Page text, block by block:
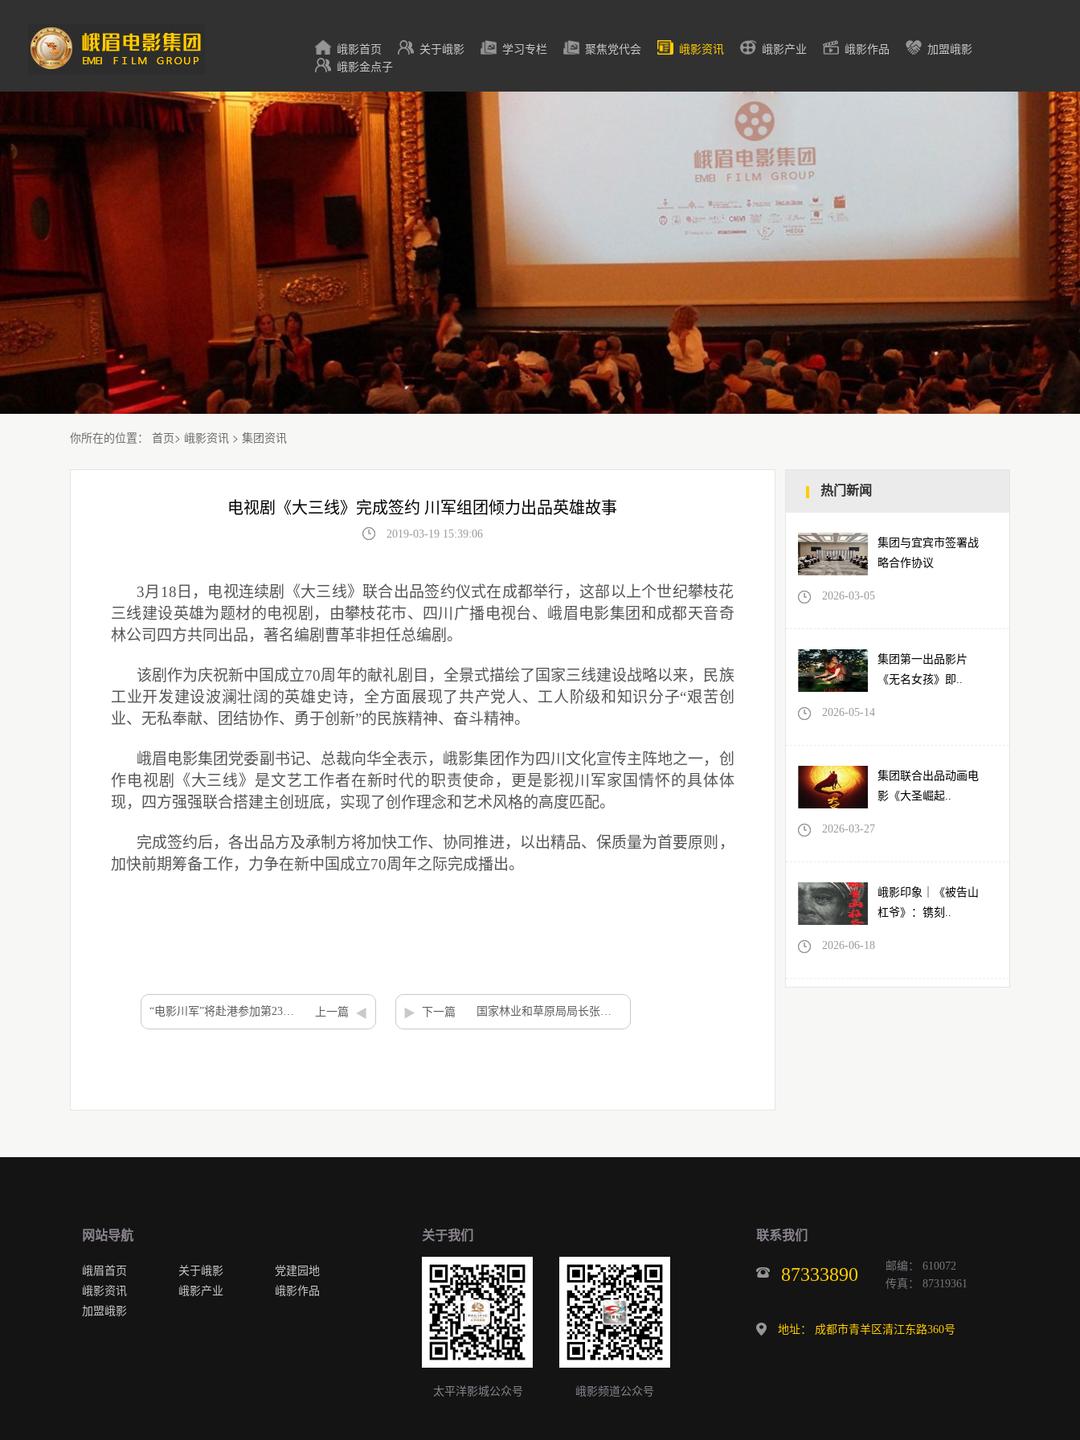
峨影首页 关于峨影 学习专栏 聚焦党代会 峨影资讯 峨影产业 峨影作品
加盟峨影
峨影金点子
你所在的位置： 首页> 峨影资讯 > 集团资讯
热门新闻
集团与宜宾市签署战
略合作协议
2026-03-05
集团第一出品影片
《无名女孩》即..
2026-05-14
集团联合出品动画电
影《大圣崛起..
2026-03-27
峨影印象｜《被告山
杠爷》：镌刻..
2026-06-18
电视剧《大三线》完成签约 川军组团倾力出品英雄故事
2019-03-19 15:39:06
3月18日，电视连续剧《大三线》联合出品签约仪式在成都举行，这部以上个世纪攀枝花
三线建设英雄为题材的电视剧，由攀枝花市、四川广播电视台、峨眉电影集团和成都天音奇
林公司四方共同出品，著名编剧曹革非担任总编剧。
该剧作为庆祝新中国成立70周年的献礼剧目，全景式描绘了国家三线建设战略以来，民族
工业开发建设波澜壮阔的英雄史诗，全方面展现了共产党人、工人阶级和知识分子“艰苦创
业、无私奉献、团结协作、勇于创新”的民族精神、奋斗精神。
峨眉电影集团党委副书记、总裁向华全表示，峨影集团作为四川文化宣传主阵地之一，创
作电视剧《大三线》是文艺工作者在新时代的职责使命，更是影视川军家国情怀的具体体
现，四方强强联合搭建主创班底，实现了创作理念和艺术风格的高度匹配。
完成签约后，各出品方及承制方将加快工作、协同推进，以出精品、保质量为首要原则，
加快前期筹备工作，力争在新中国成立70周年之际完成播出。
“电影川军”将赴港参加第23届香港国际影视展 上一篇 下一篇 国家林业和草原局局长张建龙在京会见峨眉电影集团党委副书记、总裁向华全一行
网站导航 关于我们 联系我们
峨眉首页 关于峨影
党建园地
峨影资讯
峨影产业
峨影作品
加盟峨影
太平洋影城公众号 峨影频道公众号
87333890
邮编： 610072
传真： 87319361
地址： 成都市青羊区清江东路360号